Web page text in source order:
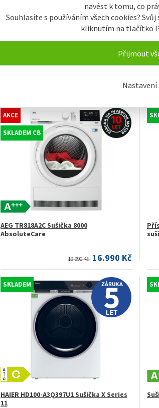
navést k tomu, co
Souhlasíte s používáním všech cookies?
kliknutím na tlačítko
Přijmout
Nastavení
1.190 Kč
AKCE
SKLADEM CB
AEG TR818A2C Sušička 8000
AbsoluteCare
19.990 Kč 16.990 Kč
SKLADEM
HAIER HD100-A3Q397U1 Sušička X Series
11